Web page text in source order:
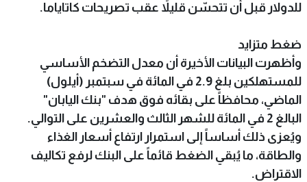
للدولار قبل أن تتحسّن قليلاً عقب تصريحات كاتاياما.
ضغط متزايد
وأظهرت البيانات الأخيرة أن معدل التضخم الأساسي
للمستهلكين بلغ 2.9 في المائة في سبتمبر (أيلول)
الماضي، محافظاً على بقائه فوق هدف "بنك اليابان"
البالغ 2 في المائة للشهر الثالث والعشرين على التوالي.
ويُعزى ذلك أساساً إلى استمرار ارتفاع أسعار الغذاء
والطاقة، ما يُبقي الضغط قائماً على البنك لرفع تكاليف
الاقتراض.